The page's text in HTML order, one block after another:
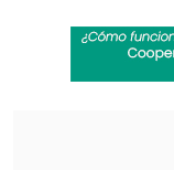
lanzada con
por el actor